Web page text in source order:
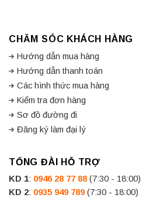
CHĂM SÓC KHÁCH HÀNG
Hướng dẫn mua hàng
Hướng dẫn thanh toán
Các hình thức mua hàng
Kiểm tra đơn hàng
Sơ đồ đường đi
Đăng ký làm đại lý
TỔNG ĐÀI HỖ TRỢ
KD 1: 0946 28 77 88 (7:30 - 18:00)
KD 2: 0935 949 789 (7:30 - 18:00)